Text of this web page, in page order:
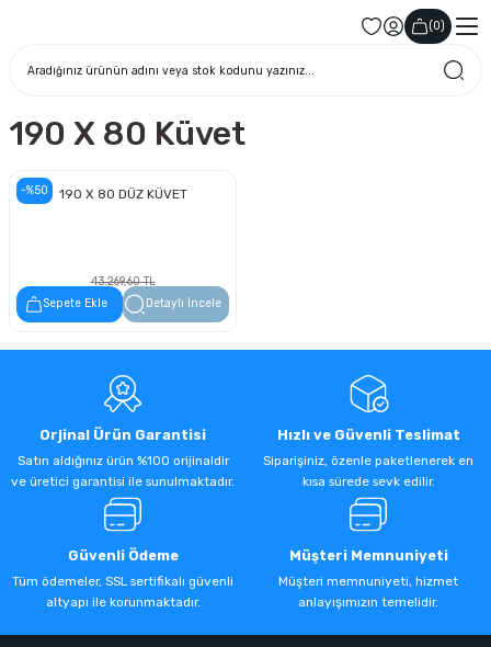
(0)
190 X 80 Küvet
-%50 190 X 80 DÜZ KÜVET
43.269,60 TL
21.634,80 TL
Sepete Ekle Detaylı İncele
Orjinal Ürün Garantisi
Satın aldığınız ürün %100 orijinaldir
ve üretici garantisi ile sunulmaktadır.
Hızlı ve Güvenli Teslimat
Siparişiniz, özenle paketlenerek en
kısa sürede sevk edilir.
Güvenli Ödeme
Tüm ödemeler, SSL sertifikalı güvenli
altyapı ile korunmaktadır.
Müşteri Memnuniyeti
Müşteri memnuniyeti, hizmet
anlayışımızın temelidir.